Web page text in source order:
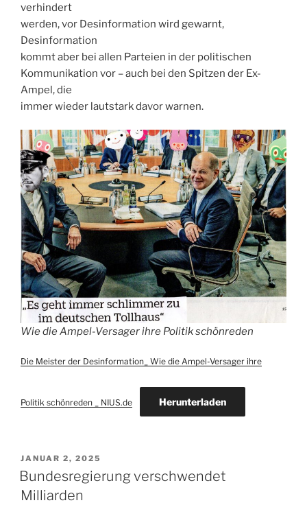
verhindert
werden, vor Desinformation wird gewarnt,
Desinformation
kommt aber bei allen Parteien in der politischen
Kommunikation vor – auch bei den Spitzen der Ex-
Ampel, die
immer wieder lautstark davor warnen.
Wie die Ampel-Versager ihre Politik schönreden
Die Meister der Desinformation_ Wie die Ampel-Versager ihre
Politik schönreden _ NIUS.de Herunterladen
VERÖFFENTLICHT
AM
JANUAR 2, 2025
Bundesregierung verschwendet
Milliarden